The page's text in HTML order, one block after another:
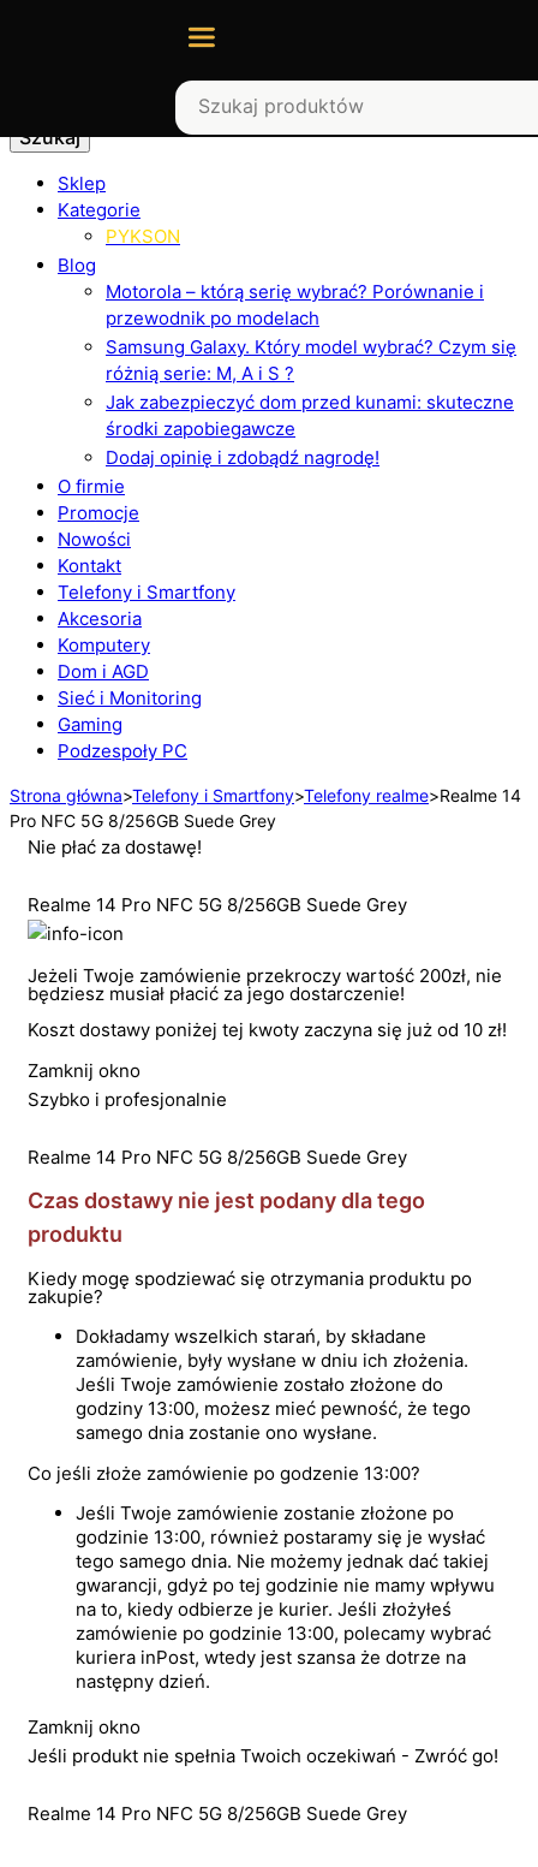
Sklep
Kategorie
PYKSON
Blog
Motorola – którą serię wybrać? Porównanie i
przewodnik po modelach
Samsung Galaxy. Który model wybrać? Czym się
różnią serie: M, A i S ?
Jak zabezpieczyć dom przed kunami: skuteczne
środki zapobiegawcze
Dodaj opinię i zdobądź nagrodę!
O firmie
Promocje
Nowości
Kontakt
Telefony i Smartfony
Akcesoria
Komputery
Dom i AGD
Sieć i Monitoring
Gaming
Podzespoły PC
Strona główna>Telefony i Smartfony>Telefony realme>Realme 14
Pro NFC 5G 8/256GB Suede Grey
Nie płać za dostawę!
Realme 14 Pro NFC 5G 8/256GB Suede Grey
Jeżeli Twoje zamówienie przekroczy wartość 200zł, nie
będziesz musiał płacić za jego dostarczenie!
Koszt dostawy poniżej tej kwoty zaczyna się już od 10 zł!
Zamknij okno
Szybko i profesjonalnie
Realme 14 Pro NFC 5G 8/256GB Suede Grey
Czas dostawy nie jest podany dla tego
produktu
Kiedy mogę spodziewać się otrzymania produktu po
zakupie?
Dokładamy wszelkich starań, by składane
zamówienie, były wysłane w dniu ich złożenia.
Jeśli Twoje zamówienie zostało złożone do
godziny 13:00, możesz mieć pewność, że tego
samego dnia zostanie ono wysłane.
Co jeśli złoże zamówienie po godzenie 13:00?
Jeśli Twoje zamówienie zostanie złożone po
godzinie 13:00, również postaramy się je wysłać
tego samego dnia. Nie możemy jednak dać takiej
gwarancji, gdyż po tej godzinie nie mamy wpływu
na to, kiedy odbierze je kurier. Jeśli złożyłeś
zamówienie po godzinie 13:00, polecamy wybrać
kuriera inPost, wtedy jest szansa że dotrze na
następny dzień.
Zamknij okno
Jeśli produkt nie spełnia Twoich oczekiwań - Zwróć go!
Realme 14 Pro NFC 5G 8/256GB Suede Grey